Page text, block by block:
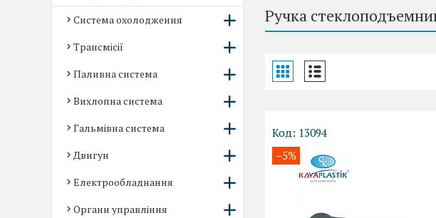
Ручка
13094
–5%
Система охолодження
Трансмісії
Паливна система
Вихлопна система
Гальмівна система
Двигун
Електрообладнання
Органи управління